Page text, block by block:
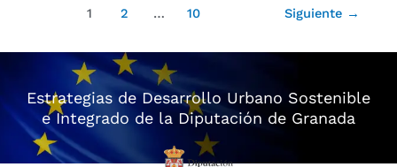
1 2 … 10 Siguiente →
Estrategias de Desarrollo Urbano Sostenible
e Integrado de la Diputación de Granada